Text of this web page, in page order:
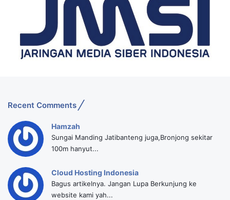
Recent Comments
Hamzah
Sungai Manding Jatibanteng juga,Bronjong sekitar
100m hanyut...
Cloud Hosting Indonesia
Bagus artikelnya. Jangan Lupa Berkunjung ke
website kami yah...